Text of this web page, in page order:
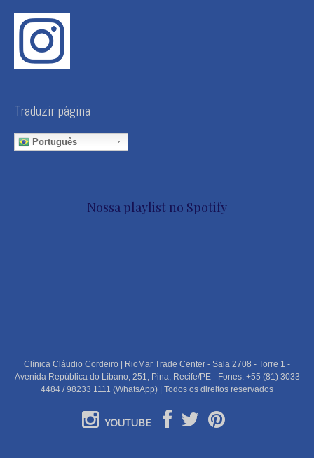
Traduzir página
Português
Nossa playlist no Spotify
Clínica Cláudio Cordeiro | RioMar Trade Center - Sala 2708 - Torre 1 -
Avenida República do Líbano, 251, Pina, Recife/PE - Fones: +55 (81) 3033
4484 / 98233 1111 (WhatsApp) | Todos os direitos reservados
YOUTUBE